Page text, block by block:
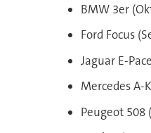
BMW 3er
Ford Focus
Jaguar E-
Mercedes A-
Peugeot 508